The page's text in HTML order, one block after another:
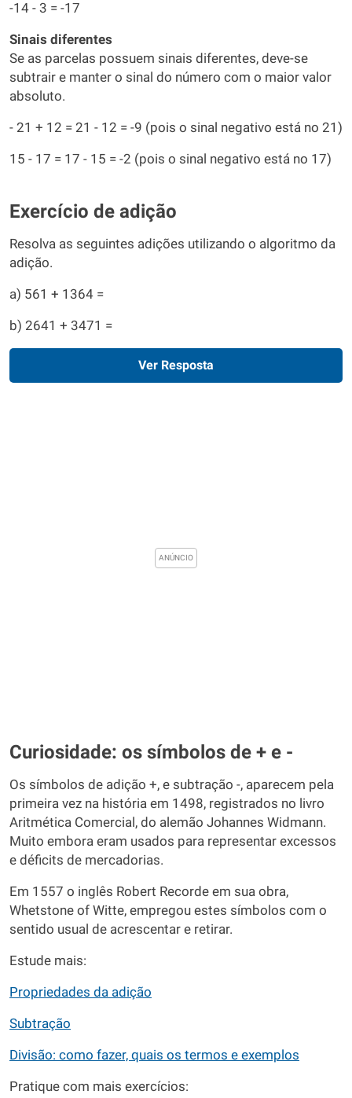
-14 - 3 = -17
Sinais diferentes
Se as parcelas possuem sinais diferentes, deve-se
subtrair e manter o sinal do número com o maior valor
absoluto.
- 21 + 12 = 21 - 12 = -9 (pois o sinal negativo está no 21)
15 - 17 = 17 - 15 = -2 (pois o sinal negativo está no 17)
Exercício de adição
Resolva as seguintes adições utilizando o algoritmo da
adição.
a) 561 + 1364 =
b) 2641 + 3471 =
Ver Resposta
Curiosidade: os símbolos de + e -
Os símbolos de adição +, e subtração -, aparecem pela
primeira vez na história em 1498, registrados no livro
Aritmética Comercial, do alemão Johannes Widmann.
Muito embora eram usados para representar excessos
e déficits de mercadorias.
Em 1557 o inglês Robert Recorde em sua obra,
Whetstone of Witte, empregou estes símbolos com o
sentido usual de acrescentar e retirar.
Estude mais:
Propriedades da adição
Subtração
Divisão: como fazer, quais os termos e exemplos
Pratique com mais exercícios: